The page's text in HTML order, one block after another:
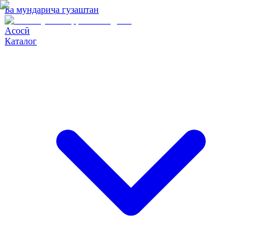
Ба мундариҷа гузаштан
Асосӣ
Каталог